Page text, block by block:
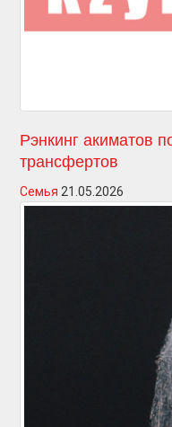
Рэнкинг акиматов
трансфертов
Семья 21.05.2026